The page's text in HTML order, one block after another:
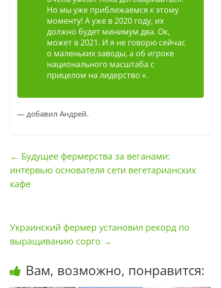
Но мы уже приближаемся к этому
моменту! А уже в 2020 году, их
должно будет минимум два. Ок,
может в 2021. И я не говорю сейчас
о маленьких заводы, а об игроке
национального масштаба с
прицелом на лидерство «.
— добавил Андрей.
← Будущее фермерства за веганами:
интервью основателя сети вегетарианских
кафе
Украинский фермер установил рекорд по
выращиванию сорго →
Вам, возможно, понравится: